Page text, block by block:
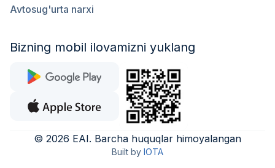
Avtosug'urta narxi
Bizning mobil ilovamizni yuklang
© 2026 EAI. Barcha huquqlar himoyalangan
Built by IOTA